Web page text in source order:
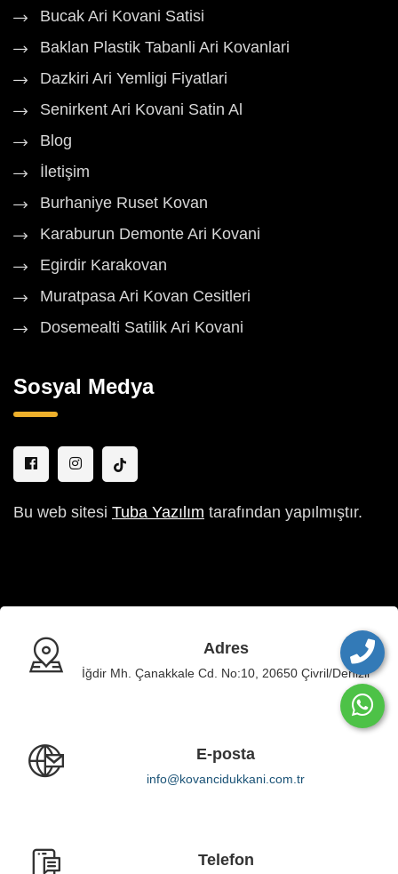
Bucak Ari Kovani Satisi
Baklan Plastik Tabanli Ari Kovanlari
Dazkiri Ari Yemligi Fiyatlari
Senirkent Ari Kovani Satin Al
Blog
İletişim
Burhaniye Ruset Kovan
Karaburun Demonte Ari Kovani
Egirdir Karakovan
Muratpasa Ari Kovan Cesitleri
Dosemealti Satilik Ari Kovani
Sosyal Medya
Bu web sitesi Tuba Yazılım tarafından yapılmıştır.
Adres
İğdir Mh. Çanakkale Cd. No:10, 20650 Çivril/Denizli
E-posta
info@kovancidukkani.com.tr
Telefon